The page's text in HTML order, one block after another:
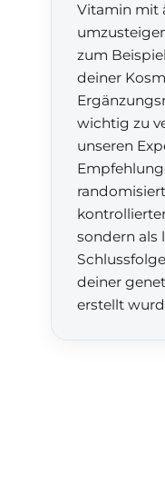
Vitamin mit
zum
deiner
wichtig zu
unseren
sondern als
deiner
erstellt